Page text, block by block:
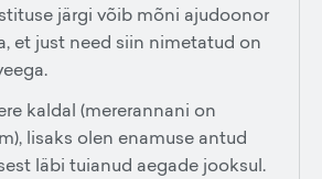
järgi võib mõni ajudoonor
et just need siin nimetatud on
kaldal (mererannani on
lisaks olen enamuse antud
läbi tuianud aegade jooksul.